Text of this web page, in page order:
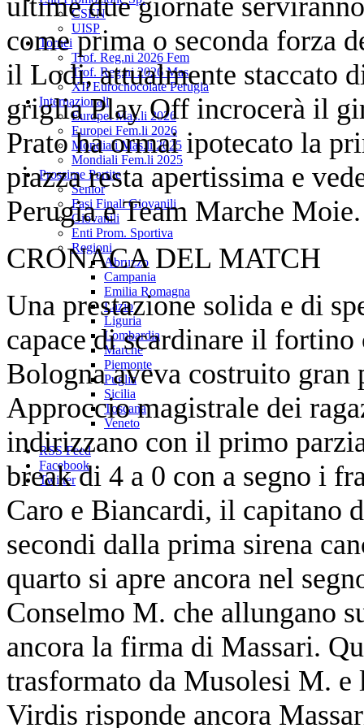
CSEN
UISP
Tornei
Trof. Reg.ni 2026 Fem
Trof. Reg.ni 2026 Mas
XII Eurochocolate Perugia
Internazionali
Europei Mas.li 2026
Europei Fem.li 2026
Mondiali Mas.li 2025
Mondiali Fem.li 2025
Prossime Partite
Senior
Fasi Finali Giovanili
Giovanili
Enti Prom. Sportiva
Regioni
Abruzzo
Campania
Emilia Romagna
Lazio
Liguria
Lombardia
Marche
Piemonte
Puglia
Sicilia
Toscana
Veneto
RSS Feed
Facebook
Twitter
come prima o seconda forza
il Lodi, attualmente staccato
griglia Play Off incrocerà il
Prato ha ormai ipotecato la
piazza resta apertissima e
Perugia e Team Marche Moie.
CRONACA DEL MATCH
Una prestazione solida e di
capace di scardinare il fortino
Bologna aveva costruito
Approccio magistrale dei
indirizzano con il primo
break di 4 a 0 con a segno i
Caro e Biancardi, il capitano
secondi dalla prima sirena
quarto si apre ancora nel
Conselmo M. che allungano
ancora la firma di Massari.
trasformato da Musolesi M.
Virdis risponde ancora